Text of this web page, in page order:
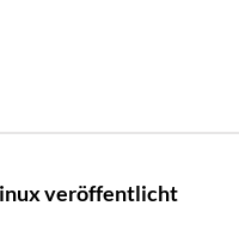
veröffentlicht